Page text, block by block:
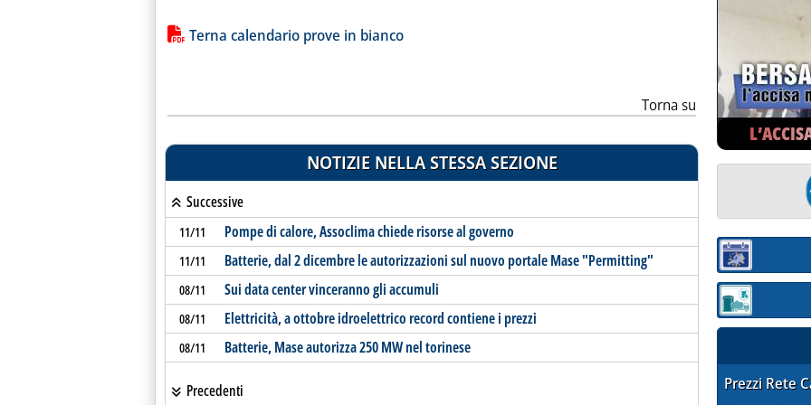
Lista allegati PDF alla notizia
Terna calendario prove in bianco
Torna su
NOTIZIE NELLA STESSA SEZIONE
Successive
11/11 Pompe di calore, Assoclima chiede risorse al governo
11/11 Batterie, dal 2 dicembre le autorizzazioni sul nuovo portale Mase "Permitting"
08/11 Sui data center vinceranno gli accumuli
08/11 Elettricità, a ottobre idroelettrico record contiene i prezzi
08/11 Batterie, Mase autorizza 250 MW nel torinese
Precedenti
Sezione:
Sezione:
Prezzi Rete